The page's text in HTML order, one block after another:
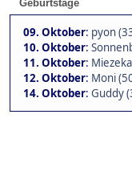
Geburtstage
09. Oktober: pyon
10. Oktober:
11. Oktober:
12. Oktober: Moni
14. Oktober: Guddy